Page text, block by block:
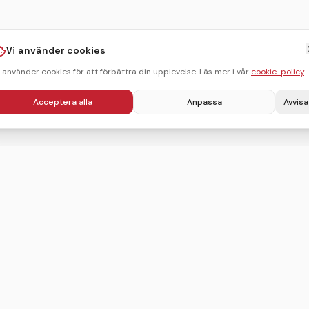
Vi använder cookies
använder cookies för att förbättra din upplevelse. Läs mer i vår cookie-policy.
Acceptera alla Anpassa Avvisa